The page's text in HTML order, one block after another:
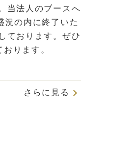
当法人のブースへ
況の内に終了いた
ております。ぜひ
ります。
さらに見る